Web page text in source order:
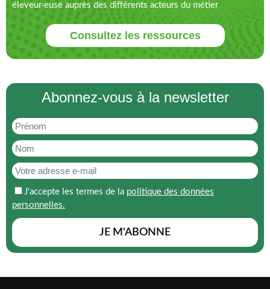
éleveur·euse auprès des différents acteurs du métier
Consultez les ressources
Abonnez-vous à la newsletter
J'accepte les termes de la politique des données
personnelles.